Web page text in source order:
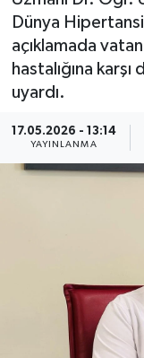
Dünya
açıklamada
hastalığına
uyardı.
17.05.2026 - 13:14
YAYINLANMA
SAĞLIK-
Haber Arşivi